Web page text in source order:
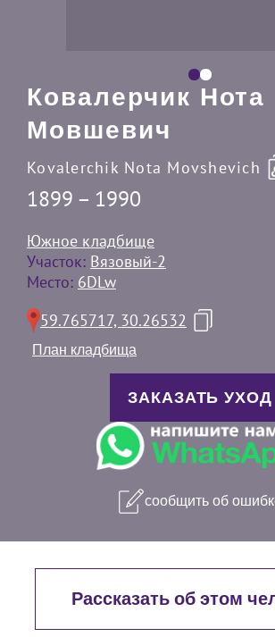
Ковалерчик Нота
Мовшевич
Kovalerchik Nota Movshevich
1899 – 1990
Южное кладбище
Участок: Вязовый-2
Место: 6DLw
59.765717, 30.26532
План кладбища
ЗАКАЗАТЬ УХОД
сообщить об
Рассказать об этом